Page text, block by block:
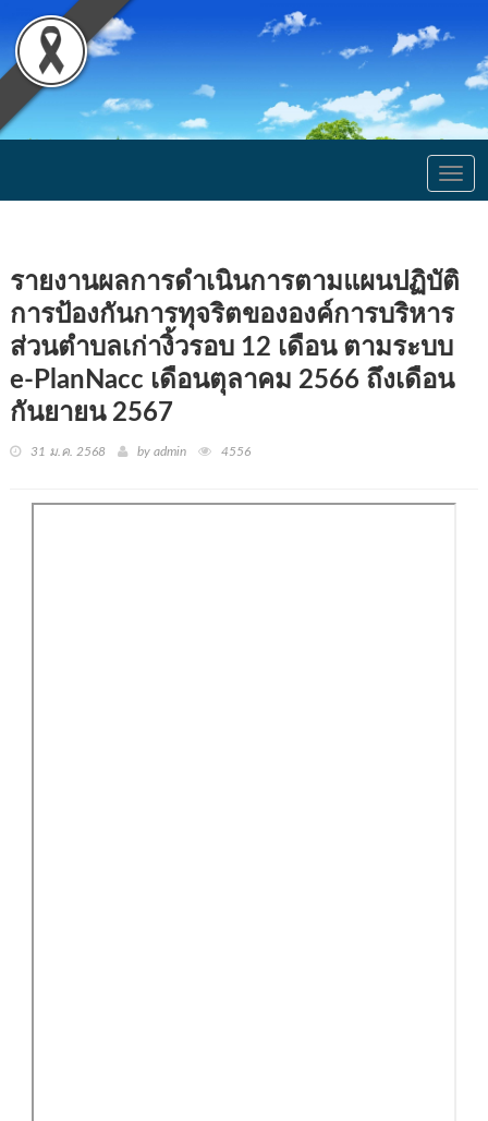
รายงานผลการดำเนินการตามแผนปฏิบัติ
การป้องกันการทุจริตขององค์การบริหาร
ส่วนตำบลเก่างิ้วรอบ 12 เดือน ตามระบบ
e-PlanNacc เดือนตุลาคม 2566 ถึงเดือน
กันยายน 2567
31 ม.ค. 2568 by admin 4556